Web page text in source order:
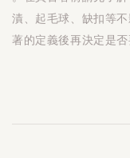
漬、起毛球、缺扣等
著的定義後再決定是否